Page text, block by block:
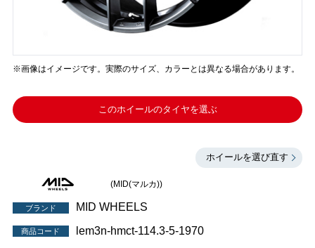
※画像はイメージです。実際のサイズ、カラーとは異なる場合があります。
このホイールのタイヤを選ぶ
ホイールを選び直す
(MID(マルカ))
ブランド MID WHEELS
商品コード lem3n-hmct-114.3-5-1970